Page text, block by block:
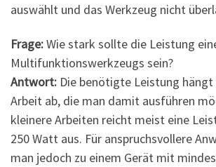
auswählt und das Werkzeug nicht
Frage:Wie stark sollte die Leistung
Multifunktionswerkzeugs sein?
Antwort: Die benötigte Leistung
Arbeit ab, die man damit ausführen
kleinere Arbeiten reicht meist eine
250 Watt aus. Für anspruchsvollere
man jedoch zu einem Gerät mit